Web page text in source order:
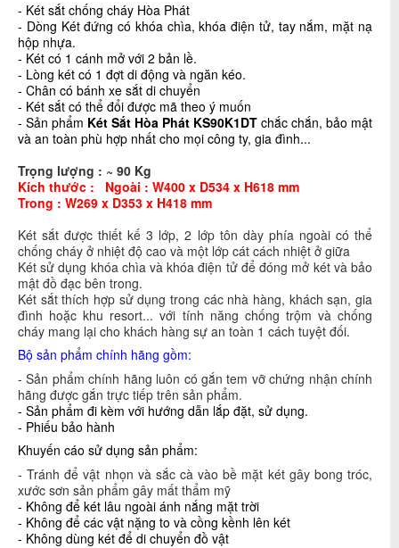
- Két sắt chống cháy Hòa Phát
- Dòng Két đứng có khóa chìa, khóa điện tử, tay nắm, mặt nạ
hộp nhựa.
- Két có 1 cánh mở với 2 bản lề.
- Lòng két có 1 đợt di động và ngăn kéo.
- Chân có bánh xe sắt di chuyển
- Két sắt có thể đổi được mã theo ý muốn
- Sản phẩm Két Sắt Hòa Phát KS90K1DT chắc chắn, bảo mật
và an toàn phù hợp nhất cho mọi công ty, gia đình...
Trọng lượng : ~ 90 Kg
Kích thước : Ngoài : W400 x D534 x H618 mm
Trong : W269 x D353 x H418 mm
Két sắt được thiết kế 3 lớp, 2 lớp tôn dày phía ngoài có thể
chống cháy ở nhiệt độ cao và một lớp cát cách nhiệt ở giữa
Két sử dụng khóa chìa và khóa điện tử để đóng mở két và bảo
mật đồ đạc bên trong.
Két sắt thích hợp sử dụng trong các nhà hàng, khách sạn, gia
đình hoặc khu resort... với tính năng chống trộm và chống
cháy mang lại cho khách hàng sự an toàn 1 cách tuyệt đối.
Bộ sản phẩm chính hãng gồm:
- Sản phẩm chính hãng luôn có gắn tem vỡ chứng nhận chính
hãng được gắn trực tiếp trên sản phẩm.
- Sản phẩm đi kèm với hướng dẫn lắp đặt, sử dụng.
- Phiếu bảo hành
Khuyến cáo sử dụng sản phẩm:
- Tránh để vật nhọn và sắc cà vào bề mặt két gây bong tróc,
xước sơn sản phẩm gây mất thẩm mỹ
- Không để két lâu ngoài ánh nắng mặt trời
- Không để các vật nặng to và cồng kềnh lên két
- Không dùng két để di chuyển đồ vật